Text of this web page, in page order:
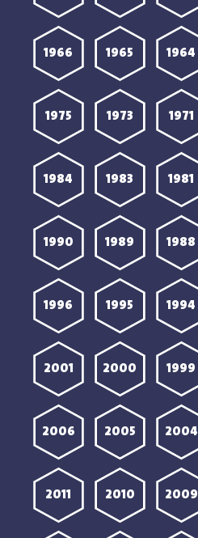
1964
1965
1966
1971
1973
1975
1981
1983
1984
1988
1989
1990
1994
1995
1996
1999
2000
2001
2004
2005
2006
2009
2010
2011